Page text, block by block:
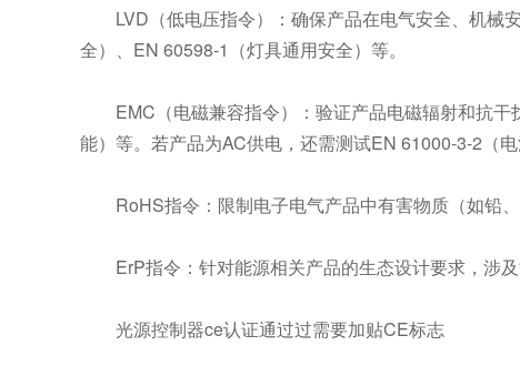
LVD（低电压指令）：确保产品在电气安全、机械
全）、EN 60598-1（灯具通用安全）等。
EMC（电磁兼容指令）：验证产品电磁辐射和抗
能）等。若产品为AC供电，还需测试EN 61000-3-2（
RoHS指令：限制电子电气产品中有害物质（如铅
ErP指令：针对能源相关产品的生态设计要求，涉
光源控制器ce认证通过过需要加贴CE标志